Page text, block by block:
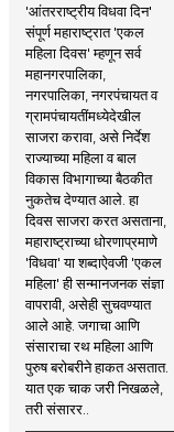
'आंतरराष्ट्रीय विधवा दिन'
संपूर्ण महाराष्ट्रात 'एकल
महिला दिवस' म्हणून सर्व
महानगरपालिका,
नगरपालिका, नगरपंचायत व
ग्रामपंचायतींमध्येदेखील
साजरा करावा, असे निर्देश
राज्याच्या महिला व बाल
विकास विभागाच्या बैठकीत
नुकतेच देण्यात आले. हा
दिवस साजरा करत असताना,
महाराष्ट्राच्या धोरणाप्रमाणे
'विधवा' या शब्दाऐवजी 'एकल
महिला' ही सन्मानजनक संज्ञा
वापरावी, असेही सुचवण्यात
आले आहे. जगाचा आणि
संसाराचा रथ महिला आणि
पुरुष बरोबरीने हाकत असतात.
यात एक चाक जरी निखळले,
तरी संसारर..